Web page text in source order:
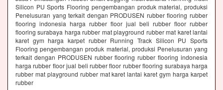
Silicon PU Sports Flooring pengembangan produk material, produksi
Penelusuran yang terkait dengan PRODUSEN rubber flooring rubber
flooring indonesia harga rubber floor jual beli rubber floor rubber
flooring surabaya harga rubber mat playground rubber mat karet lantai
karet gym harga karpet rubber Running Track Silicon PU Sports
Flooring pengembangan produk material, produksi Penelusuran yang
terkait dengan PRODUSEN rubber flooring rubber flooring indonesia
harga rubber floor jual beli rubber floor rubber flooring surabaya harga
rubber mat playground rubber mat karet lantai karet gym harga karpet
rubber